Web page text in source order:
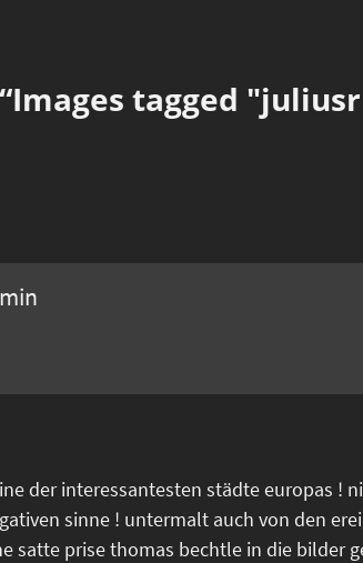
tagged
der interessantesten städte europas !
sinne ! untermalt auch von den
satte prise thomas bechtle in die bilder